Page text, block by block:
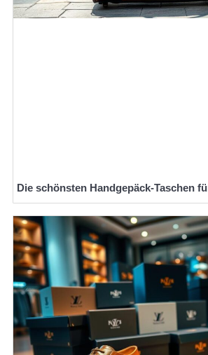
Die schönsten Handgepäck-Taschen